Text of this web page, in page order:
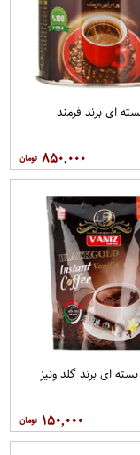
ای برند فرمند
۸۵۰,۰۰۰
ای برند گلد ونيز
۱۵۰,۰۰۰